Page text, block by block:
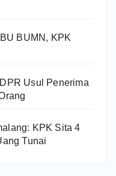
BUMN, KPK
Usul Penerima
KPK Sita 4
Tunai